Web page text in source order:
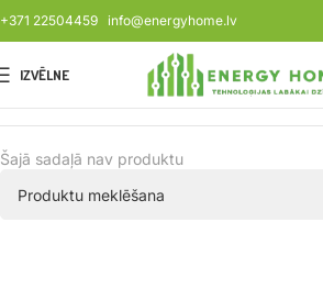
+371 22504459 info@energyhome.lv
IZVĒLNE
Šajā sadaļā nav produktu